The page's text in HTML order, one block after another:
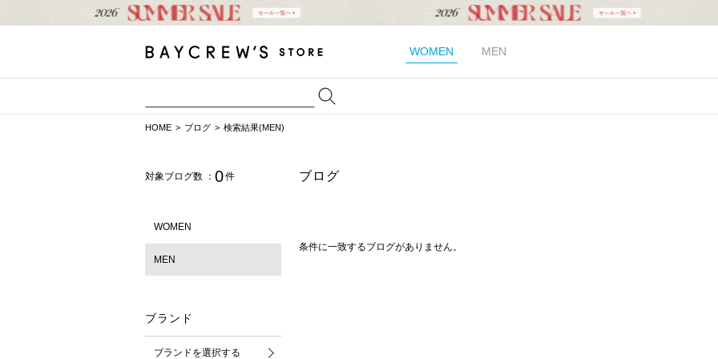
WOMEN MEN
HOME ブログ 検索結果(MEN)
対象ブログ数 ： 0件
WOMEN
MEN
ブランド
ブランドを選択する
ブログ
条件に一致するブログがありません。